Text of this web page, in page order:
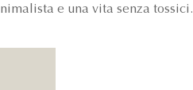
e una vita senza tossici.